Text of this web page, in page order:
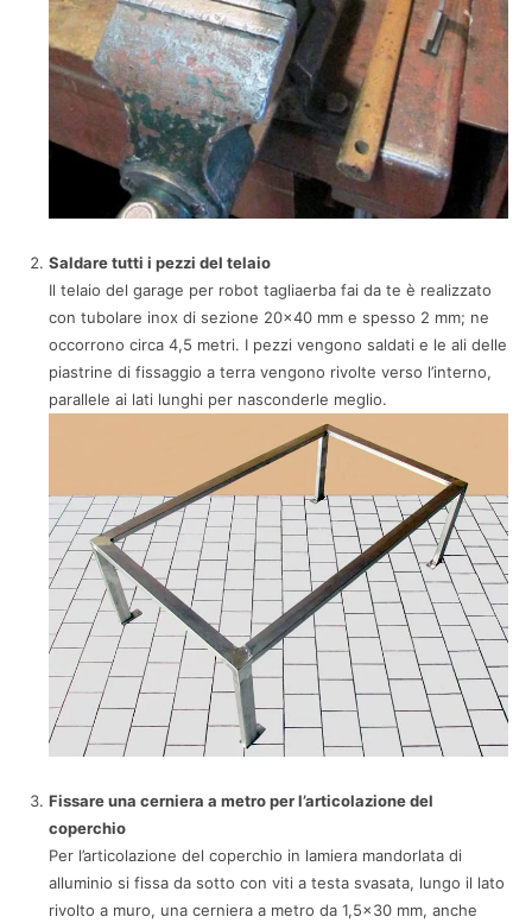
Saldare tutti i pezzi del telaio
Il telaio del garage per robot tagliaerba fai da te è realizzato
con tubolare inox di sezione 20×40 mm e spesso 2 mm; ne
occorrono circa 4,5 metri. I pezzi vengono saldati e le ali delle
piastrine di fissaggio a terra vengono rivolte verso l’interno,
parallele ai lati lunghi per nasconderle meglio.
Fissare una cerniera a metro per l’articolazione del
coperchio
Per l’articolazione del coperchio in lamiera mandorlata di
alluminio si fissa da sotto con viti a testa svasata, lungo il lato
rivolto a muro, una cerniera a metro da 1,5×30 mm, anche